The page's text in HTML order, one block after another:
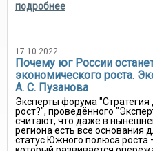
подробнее
17.10.2022
Почему юг России
экономического роста.
А. С. Пузанова
Эксперты форума "Стратегия
рост?", проведённого
считают, что даже в
региона есть все основания
статус Южного полюса роста